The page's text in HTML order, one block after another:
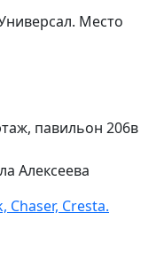
Место
павильон 206в
Алексеева
Chaser, Cresta.